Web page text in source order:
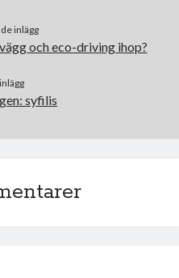
inlägg
och eco-driving ihop?
syfilis